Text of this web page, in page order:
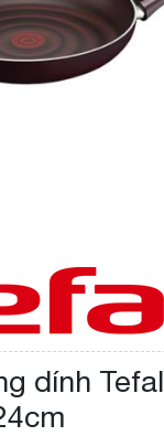
dính Tefal